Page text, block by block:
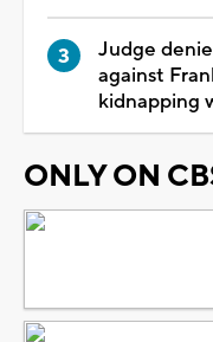
Judge
against
kidnapping
ONLY ON